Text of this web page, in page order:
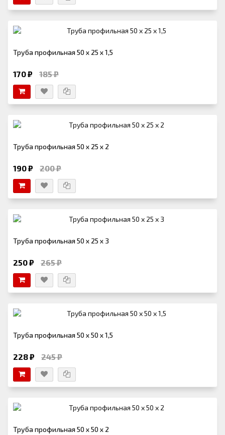
Труба профильная 50 х 25 х 1,5
170 ₽ 185 ₽
Труба профильная 50 х 25 х 2
190 ₽ 200 ₽
Труба профильная 50 х 25 х 3
250 ₽ 265 ₽
Труба профильная 50 х 50 х 1,5
228 ₽ 245 ₽
Труба профильная 50 х 50 х 2